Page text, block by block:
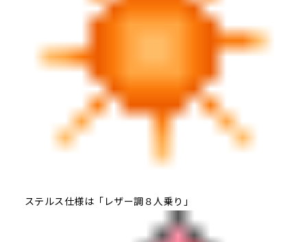
ステルス仕様は「レザー調８人乗り」